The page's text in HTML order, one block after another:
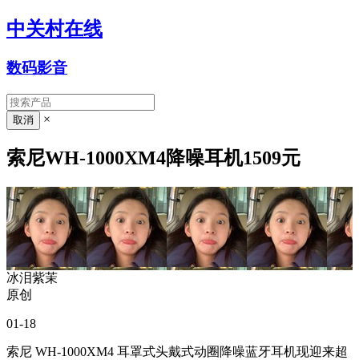
中关村在线
数码影音
×
索尼WH-1000XM4降噪耳机1509元
冰泪紫茉
原创
01-18
索尼 WH-1000XM4 耳罩式头戴式动圈降噪蓝牙耳机现迎来超